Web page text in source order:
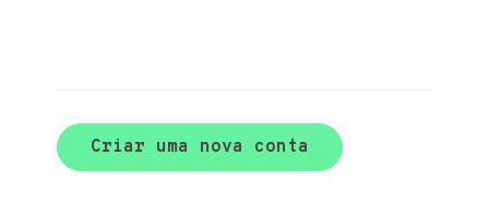
Criar uma nova conta